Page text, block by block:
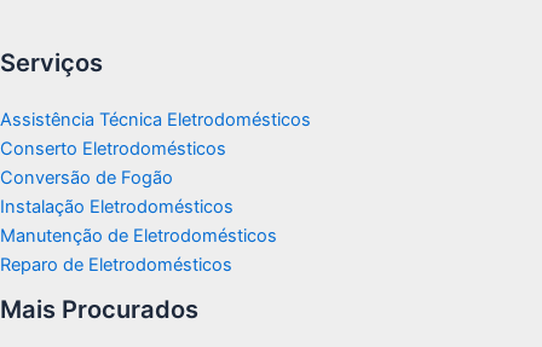
Serviços
Assistência Técnica Eletrodomésticos
Conserto Eletrodomésticos
Conversão de Fogão
Instalação Eletrodomésticos
Manutenção de Eletrodomésticos
Reparo de Eletrodomésticos
Mais Procurados